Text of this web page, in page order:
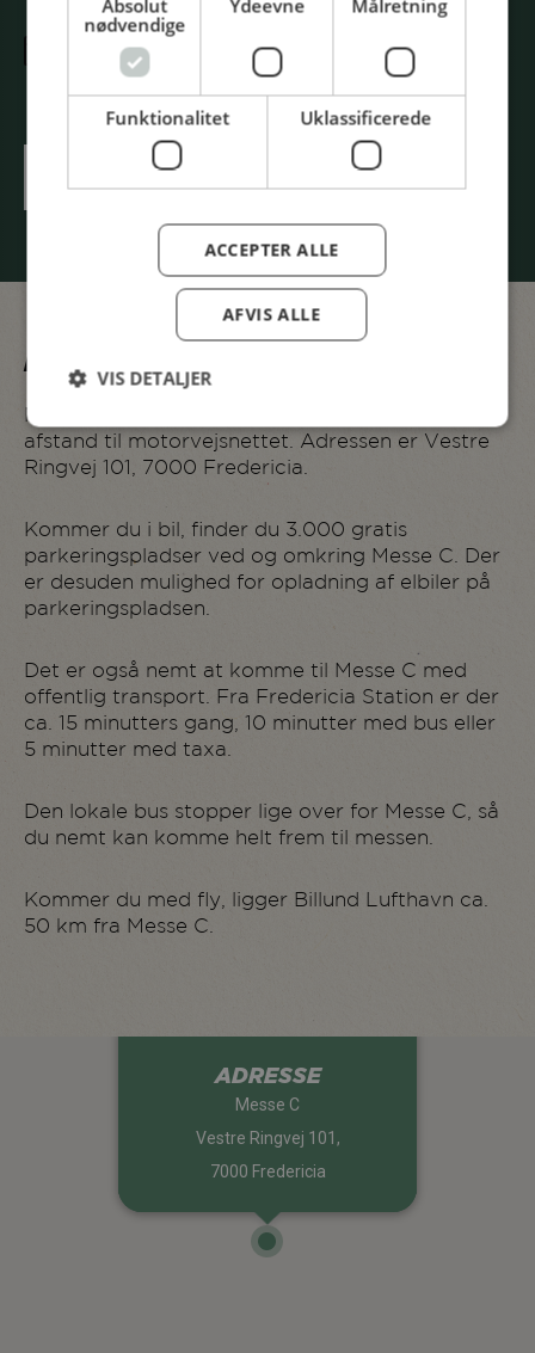
7. OKTOBER 2026 | 09:00 - 18:00 |
MESSE C – FREDERICIA
BOOK DIN BILLET HER
FIND VEJ
Messe C ligger centralt i Fredericia med kort
afstand til motorvejsnettet. Adressen er Vestre
Ringvej 101, 7000 Fredericia.
Kommer du i bil, finder du 3.000 gratis
parkeringspladser ved og omkring Messe C. Der
er desuden mulighed for opladning af elbiler på
parkeringspladsen.
Det er også nemt at komme til Messe C med
offentlig transport. Fra Fredericia Station er der
ca. 15 minutters gang, 10 minutter med bus eller
5 minutter med taxa.
Den lokale bus stopper lige over for Messe C, så
du nemt kan komme helt frem til messen.
Kommer du med fly, ligger Billund Lufthavn ca.
50 km fra Messe C.
ADRESSE
Messe C
Vestre Ringvej 101,
7000 Fredericia
Absolut
nødvendige
Ydeevne Målretning
Funktionalitet Uklassificerede
ACCEPTER ALLE
AFVIS ALLE
VIS DETALJER